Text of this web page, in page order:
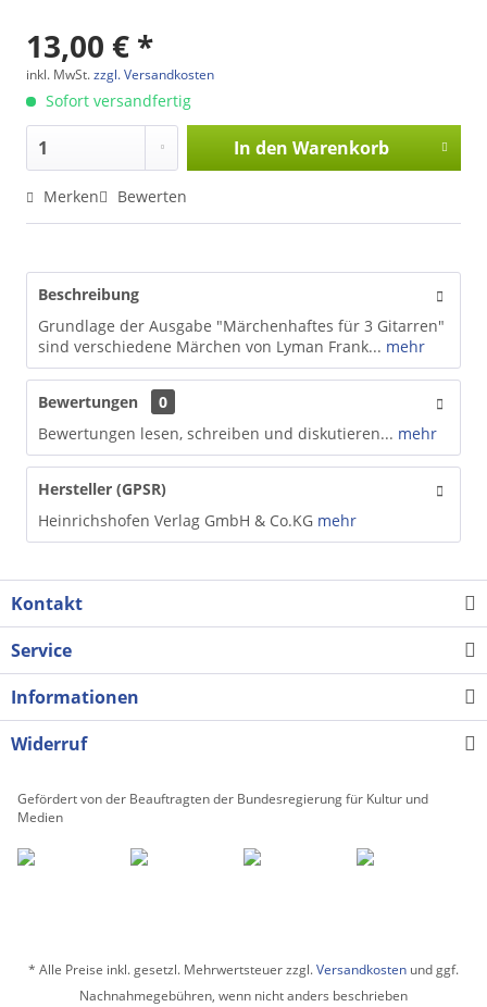
13,00 € *
inkl. MwSt.zzgl. Versandkosten
Sofort versandfertig
In den Warenkorb
Merken Bewerten
Beschreibung
Grundlage der Ausgabe "Märchenhaftes für 3 Gitarren"
sind verschiedene Märchen von Lyman Frank... mehr
Bewertungen
0
Bewertungen lesen, schreiben und diskutieren... mehr
Hersteller (GPSR)
Heinrichshofen Verlag GmbH & Co.KG mehr
Kontakt
Service
Informationen
Widerruf
Gefördert von der Beauftragten der Bundesregierung für Kultur und
Medien
* Alle Preise inkl. gesetzl. Mehrwertsteuer zzgl.Versandkosten und ggf.
Nachnahmegebühren, wenn nicht anders beschrieben